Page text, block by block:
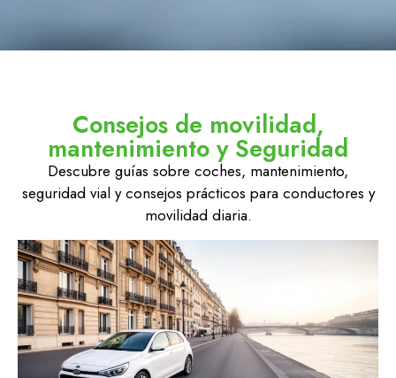
Consejos de movilidad,
mantenimiento y Seguridad
Descubre guías sobre coches, mantenimiento,
seguridad vial y consejos prácticos para conductores y
movilidad diaria.